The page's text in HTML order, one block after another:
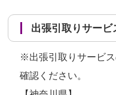
出張引取りサー
※出張引取りサービ
確認ください。